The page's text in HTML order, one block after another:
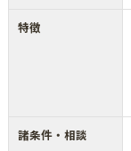
特徴
諸条件・相談